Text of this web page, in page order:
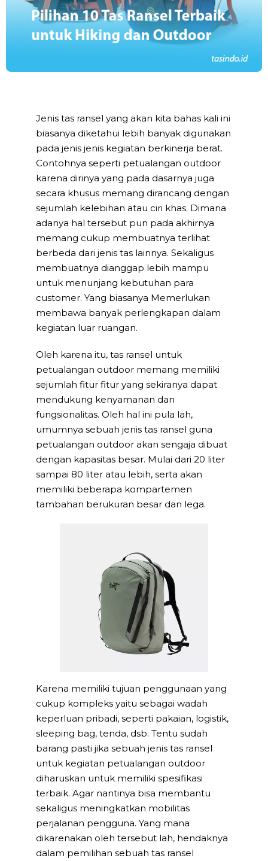
Jenis tas ransel yang akan kita bahas kali ini
biasanya diketahui lebih banyak digunakan
pada jenis jenis kegiatan berkinerja berat.
Contohnya seperti petualangan outdoor
karena dirinya yang pada dasarnya juga
secara khusus memang dirancang dengan
sejumlah kelebihan atau ciri khas. Dimana
adanya hal tersebut pun pada akhirnya
memang cukup membuatnya terlihat
berbeda dari jenis tas lainnya. Sekaligus
membuatnya dianggap lebih mampu
untuk menunjang kebutuhan para
customer. Yang biasanya Memerlukan
membawa banyak perlengkapan dalam
kegiatan luar ruangan.
Oleh karena itu, tas ransel untuk
petualangan outdoor memang memiliki
sejumlah fitur fitur yang sekiranya dapat
mendukung kenyamanan dan
fungsionalitas. Oleh hal ini pula lah,
umumnya sebuah jenis tas ransel guna
petualangan outdoor akan sengaja dibuat
dengan kapasitas besar. Mulai dari 20 liter
sampai 80 liter atau lebih, serta akan
memiliki beberapa kompartemen
tambahan berukuran besar dan lega.
Karena memiliki tujuan penggunaan yang
cukup kompleks yaitu sebagai wadah
keperluan pribadi, seperti pakaian, logistik,
sleeping bag, tenda, dsb. Tentu sudah
barang pasti jika sebuah jenis tas ransel
untuk kegiatan petualangan outdoor
diharuskan untuk memiliki spesifikasi
terbaik. Agar nantinya bisa membantu
sekaligus meningkatkan mobilitas
perjalanan pengguna. Yang mana
dikarenakan oleh tersebut lah, hendaknya
dalam pemilihan sebuah tas ransel